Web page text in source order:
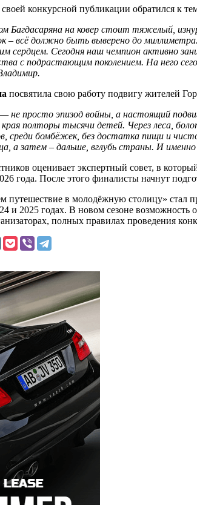
своей конкурсной публикации обратился к
Багдасаряна на ковер стоит тяжелый,
– всё должно быть выверено до
сердцем. Сегодня наш чемпион активно
с подрастающим поколением. На него
посвятила свою работу подвигу жителей
не просто эпизод войны, а настоящий
края полторы тысячи детей. Через леса,
среди бомбёжек, без достатка пищи и
а затем – дальше, вглубь страны. И
оценивает экспертный совет, в
года. После этого финалисты начнут
путешествие в молодёжную столицу»
и 2025 годах. В новом сезоне возможность
полных правилах проведения